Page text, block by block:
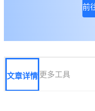
前
文章详情更多工具